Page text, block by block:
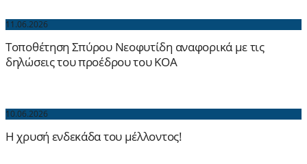
11.06.2026
Τοποθέτηση Σπύρου Νεοφυτίδη αναφορικά με τις
δηλώσεις του προέδρου του ΚΟΑ
10.06.2026
Η χρυσή ενδεκάδα του μέλλοντος!